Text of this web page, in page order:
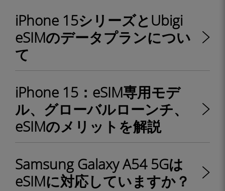
iPhone 15シリーズとUbigi
eSIMのデータプランについ
て
iPhone 15：eSIM専用モデ
ル、グローバルローンチ、
eSIMのメリットを解説
Samsung Galaxy A54 5Gは
eSIMに対応していますか？